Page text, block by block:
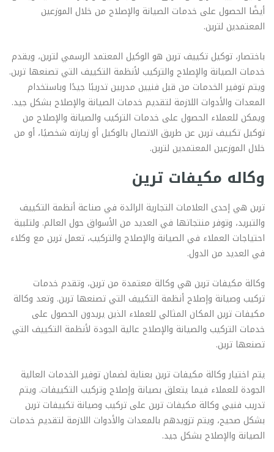
أيضًا الحصول على خدمات الصيانة والإصلاح من خلال الموزعين
المعتمدين لترين.
باختصار، توكيل تكييف ترين هو الوكيل المعتمد الرسمي لترين، ويقدم
خدمات الصيانة والإصلاح والتركيب لأنظمة التكييف التي تصنعها ترين.
ويتم توفير الخدمات من قبل فنيين مدربين تدريبًا جيدًا وباستخدام
المعدات والأدوات اللازمة لتقديم خدمات الصيانة والإصلاح بشكل جيد.
ويمكن للعملاء الحصول على خدمات التركيب والصيانة والإصلاح من
توكيل تكييف ترين عن طريق الاتصال بالوكيل أو زيارته شخصيًا، أو من
خلال الموزعين المعتمدين لترين.
وكاله مكيفات ترين
ترين هي إحدى العلامات التجارية الرائدة في صناعة أنظمة التكييف
والتبريد، وتوفر منتجاتها في العديد من الأسواق حول العالم. ولتلبية
احتياجات العملاء في الصيانة والإصلاح والتركيب، تعمل ترين مع وكلاء
في العديد من الدول.
وكالة مكيفات ترين هي وكالة معتمدة من ترين، وتقدم خدمات
تركيب وصيانة وإصلاح أنظمة التكييف التي تصنعها ترين. وتعد وكالة
مكيفات ترين المكان المثالي للعملاء الذين يريدون الحصول على
خدمات التركيب والصيانة والإصلاح عالية الجودة لأنظمة التكييف التي
تصنعها ترين.
يتم اختيار وكالة مكيفات ترين بعناية لضمان توفير الخدمات العالية
الجودة للعملاء فيما يتعلق بصيانة وإصلاح وتركيب التكييفات. ويتم
تدريب فنيي وكالة مكيفات ترين على تركيب وصيانة تكييفات ترين
بشكل صحيح، ويتم تزويدهم بالمعدات والأدوات اللازمة لتقديم خدمات
الصيانة والإصلاح بشكل جيد.